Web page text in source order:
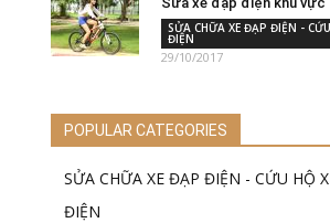
SỬA CHỮA XE ĐẠP ĐIỆN -
ĐIỆN
29/10/2017
POPULAR CATEGORIES
SỬA CHỮA XE ĐẠP ĐIỆN - CỨU HỘ
ĐIỆN